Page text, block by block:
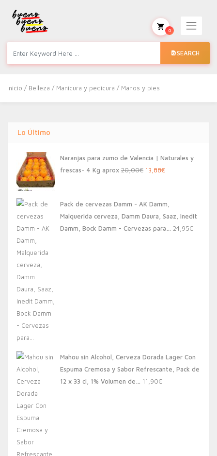
SEARCH
0
Inicio / Belleza / Manicura y pedicura / Manos y pies
Lo Último
Naranjas para zumo de Valencia | Naturales y
frescas- 4 Kg aprox 20,00€ El
era:
20,00€.
13,88€El
es:
13,88€.
Pack de cervezas Damm - AK Damm,
Malquerida cerveza, Damm Daura, Saaz, Inedit
Damm, Bock Damm - Cervezas para… 24,95€
Mahou sin Alcohol, Cerveza Dorada Lager Con
Espuma Cremosa y Sabor Refrescante, Pack de
12 x 33 cl, 1% Volumen de… 11,90€